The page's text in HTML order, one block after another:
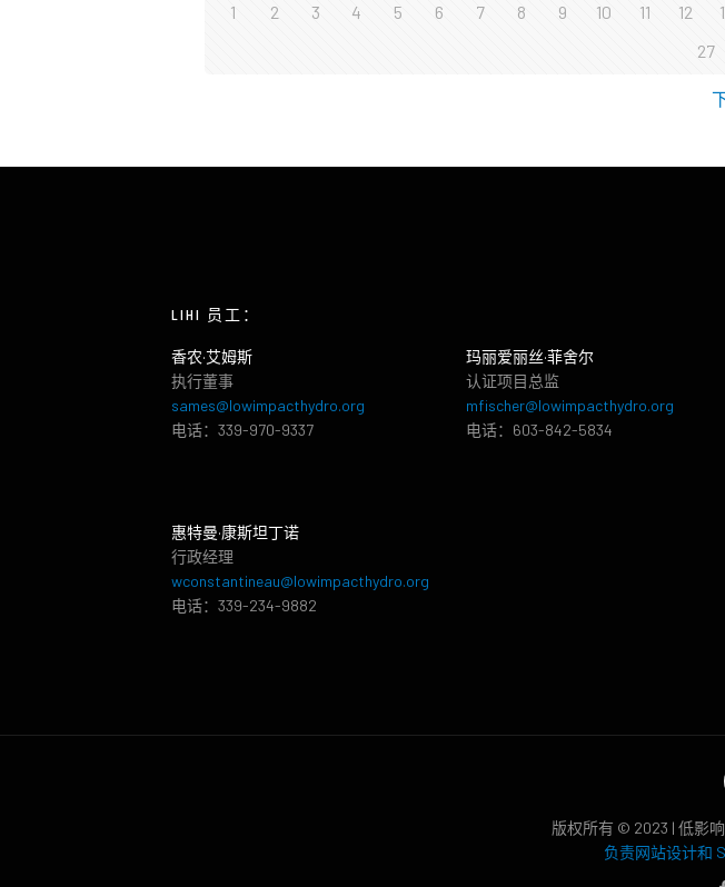
1 2 3 4 5 6 7 8 9 10 11 12
27
LIHI 员工：
香农·艾姆斯
执行董事
sames@lowimpacthydro.org
电话：339-970-9337
惠特曼·康斯坦丁诺
行政经理
wconstantineau@lowimpacthydro.org
电话：339-234-9882
玛丽爱丽丝·菲舍尔
认证项目总监
mfischer@lowimpacthydro.org
电话：603-842-5834
版权所有 © 2023 | 低影
负责网站设计和